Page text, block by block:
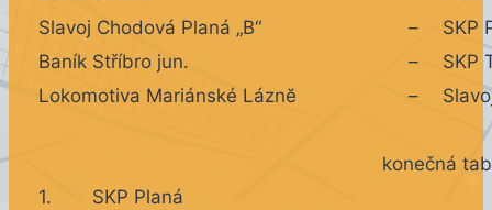
Slavoj Chodová Planá „B“
–
SKP
Baník Stříbro jun.
–
SKP
Lokomotiva Mariánské Láznĕ
–
konečná
1.
SKP Planá